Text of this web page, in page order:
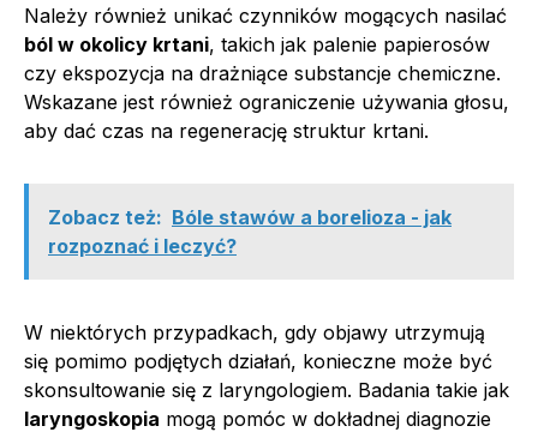
Należy również unikać czynników mogących nasilać
ból w okolicy krtani, takich jak palenie papierosów
czy ekspozycja na drażniące substancje chemiczne.
Wskazane jest również ograniczenie używania głosu,
aby dać czas na regenerację struktur krtani.
Zobacz też: Bóle stawów a borelioza - jak
rozpoznać i leczyć?
W niektórych przypadkach, gdy objawy utrzymują
się pomimo podjętych działań, konieczne może być
skonsultowanie się z laryngologiem. Badania takie jak
laryngoskopia mogą pomóc w dokładnej diagnozie